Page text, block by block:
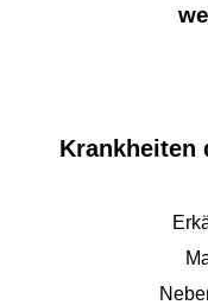
Krankheiten